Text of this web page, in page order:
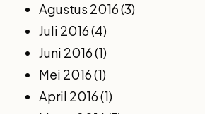
Agustus 2016(3)
Juli 2016(4)
Juni 2016(1)
Mei 2016(1)
April 2016(1)